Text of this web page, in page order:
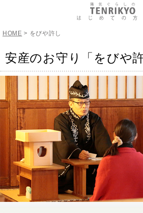
HOME > をびや許し
安産のお守り「をびや許